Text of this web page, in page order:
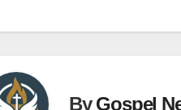
ByGospel